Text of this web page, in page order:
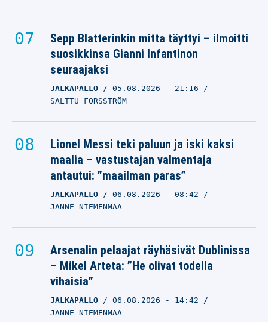
Sepp Blatterinkin mitta täyttyi – ilmoitti
suosikkinsa Gianni Infantinon
seuraajaksi
JALKAPALLO 05.08.2026 - 21:16
SALTTU FORSSTRÖM
Lionel Messi teki paluun ja iski kaksi
maalia – vastustajan valmentaja
antautui: ”maailman paras”
JALKAPALLO 06.08.2026 - 08:42
JANNE NIEMENMAA
Arsenalin pelaajat räyhäsivät Dublinissa
– Mikel Arteta: ”He olivat todella
vihaisia”
JALKAPALLO 06.08.2026 - 14:42
JANNE NIEMENMAA